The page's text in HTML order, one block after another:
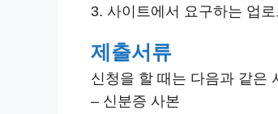
3. 사이트에서 요구하는 업
제출서류
신청을 할 때는 다음과 같은
– 신분증 사본